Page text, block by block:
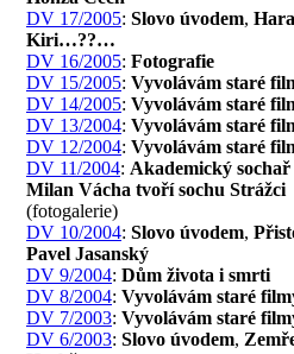
DV 17/2005: Slovo úvodem, Hara
Kiri…??…
DV 16/2005: Fotografie
DV 15/2005: Vyvolávám staré
DV 14/2005: Vyvolávám staré
DV 13/2004: Vyvolávám staré
DV 12/2004: Vyvolávám staré
DV 11/2004: Akademický sochař
Milan Vácha tvoří sochu Strážci
(fotogalerie)
DV 10/2004: Slovo úvodem,
Pavel Jasanský
DV 9/2004: Dům života i smrti
DV 8/2004: Vyvolávám staré
DV 7/2003: Vyvolávám staré
DV 6/2003: Slovo úvodem,